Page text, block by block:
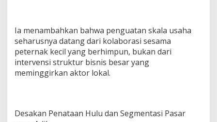
Ia menambahkan bahwa penguatan skala usaha
seharusnya datang dari kolaborasi sesama
peternak kecil yang berhimpun, bukan dari
intervensi struktur bisnis besar yang
meminggirkan aktor lokal.
Desakan Penataan Hulu dan Segmentasi Pasar